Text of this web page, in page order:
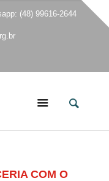
(48) 99616-2644
COM O